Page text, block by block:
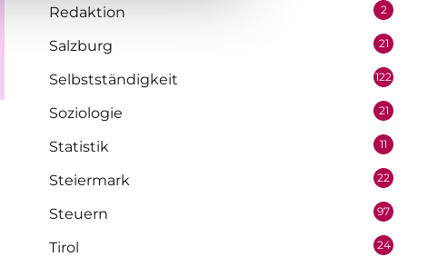
Redaktion 2
Salzburg 21
Selbstständigkeit 122
Soziologie 21
Statistik 11
Steiermark 22
Steuern 97
Tirol 24